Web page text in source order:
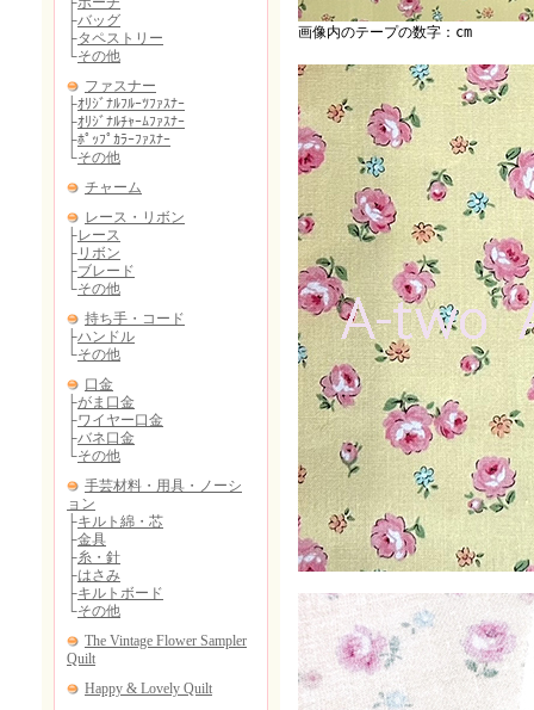
画像内のテープの数字：cm